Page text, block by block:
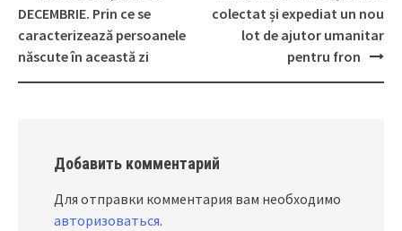
Post
navigation
DECEMBRIE. Prin ce se
caracterizează persoanele
născute în această zi
colectat și expediat un nou
lot de ajutor umanitar
pentru fron
Добавить комментарий
Для отправки комментария вам необходимо
авторизоваться.